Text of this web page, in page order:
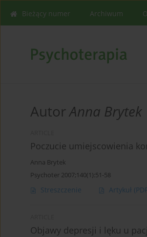
Bieżący numer Archiwum
AutorAnna Brytek
Poczucie umiejscowienia
Anna Brytek
Psychoter 2007;140(1):51-58
Streszczenie Artykuł
Objawy depresji i lęku u